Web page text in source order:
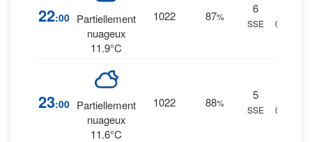
22:00 Partiellement
nuageux
11.9°C
1022 87%
6
SSE
0 mm.
23:00 Partiellement
nuageux
11.6°C
1022 88%
5
SSE
0 mm.